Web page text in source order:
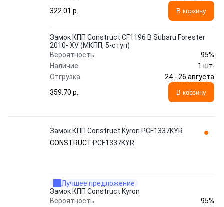
322.01 p.
В корзину
Замок КПП Construct CF1196 В Subaru Forester
2010- XV (МКПП, 5-ступ)
Вероятность
95%
Наличие
1 шт.
Отгрузка
24 - 26 августа
359.70 p.
В корзину
Замок КПП Construct Kyron PCF1337KYR
CONSTRUCT PCF1337KYR
Лучшее предложение
Замок КПП Construct Kyron
Вероятность
95%